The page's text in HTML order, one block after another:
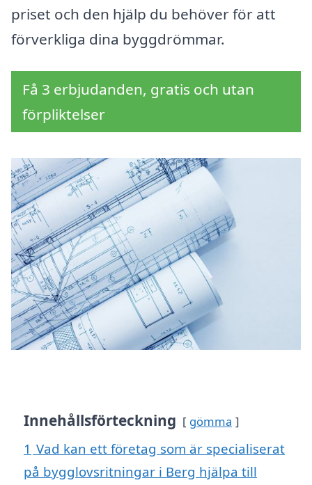
priset och den hjälp du behöver för att
förverkliga dina byggdrömmar.
Få 3 erbjudanden, gratis och utan
förpliktelser
Innehållsförteckning gömma
1 Vad kan ett företag som är specialiserat
på bygglovsritningar i Berg hjälpa till